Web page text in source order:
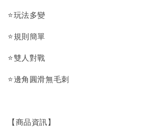
⭐玩法多變
⭐規則簡單
⭐雙人對戰
⭐邊角圓滑無毛刺
【商品資訊】